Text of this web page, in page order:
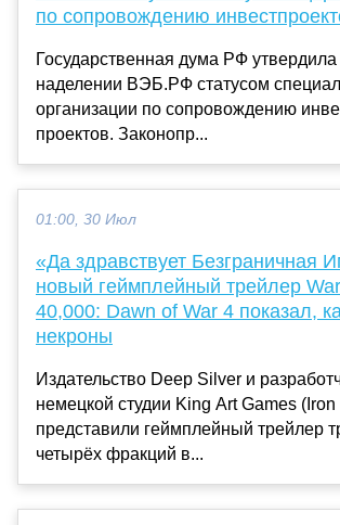
по сопровождению
Государственная дума РФ утвердила
наделении ВЭБ.РФ статусом
организации по сопровождению
проектов. Законопр...
01:00, 30 Июл
«Да здравствует Безграничная
новый геймплейный трейлер
40,000: Dawn of War 4 показал,
некроны
Издательство Deep Silver и
немецкой студии King Art Games
представили геймплейный трейлер
четырёх фракций в...